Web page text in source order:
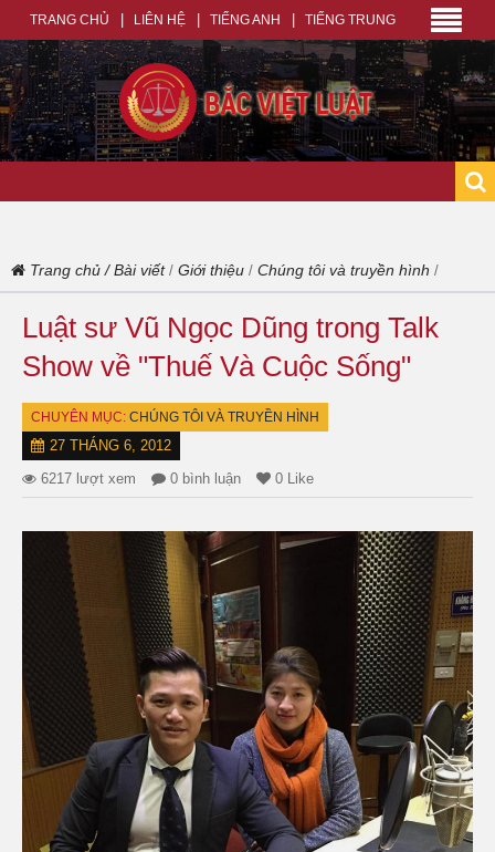
TRANG CHỦ LIÊN HỆ TIẾNG ANH TIẾNG TRUNG
Trang chủ /Bài viết/ Giới thiệu / Chúng tôi và truyền hình /
Luật sư Vũ Ngọc Dũng trong Talk
Show về "Thuế Và Cuộc Sống"
CHUYÊN MỤC: CHÚNG TÔI VÀ TRUYỀN HÌNH
27 THÁNG 6, 2012
6217 lượt xem
0 bình luận 0 Like